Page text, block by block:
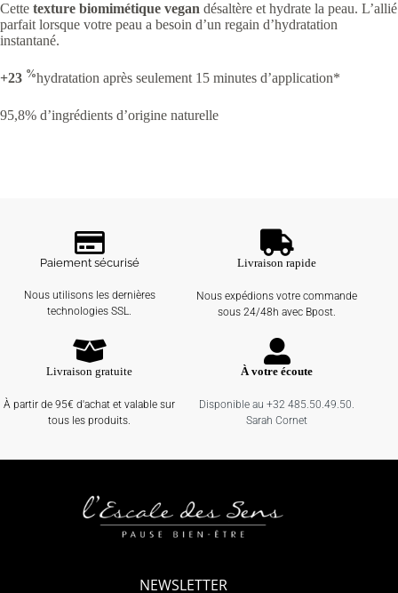
Cette texture biomimétique vegan désaltère et hydrate la peau. L’allié
parfait lorsque votre peau a besoin d’un regain d’hydratation
instantané.
+23 %hydratation après seulement 15 minutes d’application*
95,8% d’ingrédients d’origine naturelle
Paiement sécurisé
Nous utilisons les dernières
technologies SSL.
Livraison rapide
Nous expédions votre commande
sous 24/48h avec Bpost.
Livraison gratuite
À partir de 95€ d'achat et valable sur
tous les produits.
À votre écoute
Disponible au +32 485.50.49.50.
Sarah Cornet
NEWSLETTER